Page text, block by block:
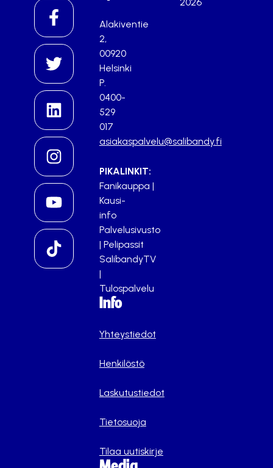
Alakiventie
2,
00920
Helsinki
P.
0400-
529
017
asiakaspalvelu@salibandy.fi
PIKALINKIT:
Fanikauppa |
Kausi-
info
Palvelusivusto
| Pelipassit
SalibandyTV
|
Tulospalvelu
Info
Yhteystiedot
Henkilöstö
Laskutustiedot
Tietosuoja
Tilaa uutiskirje